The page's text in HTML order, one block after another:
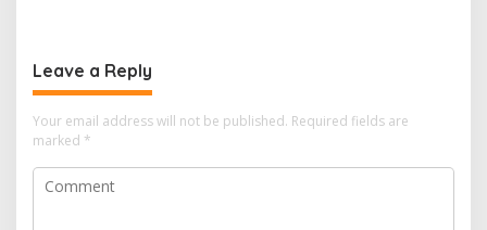
Leave a Reply
Your email address will not be published. Required fields are
marked *